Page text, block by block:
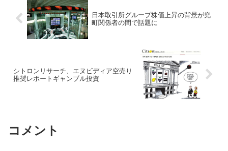
日本取引所グループ株価上昇の背景が兜
町関係者の間で話題に
シトロンリサーチ、エヌビディア空売り
推奨レポートギャンブル投資
コメント